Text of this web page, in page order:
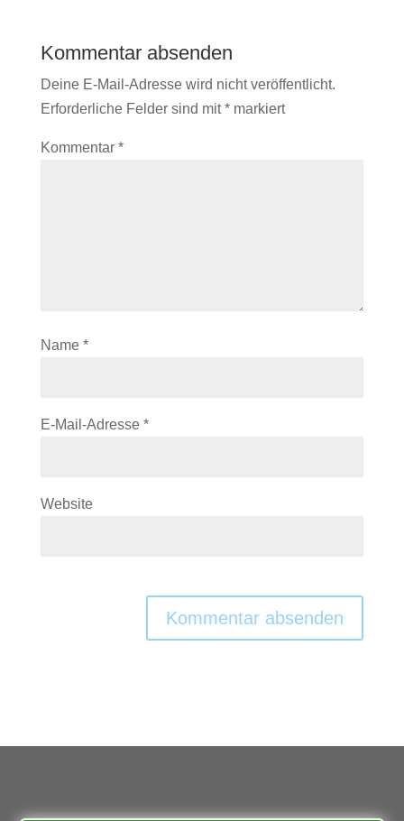
Kommentar absenden
Deine E-Mail-Adresse wird nicht veröffentlicht.
Erforderliche Felder sind mit*markiert
Kommentar *
Name *
E-Mail-Adresse *
Website